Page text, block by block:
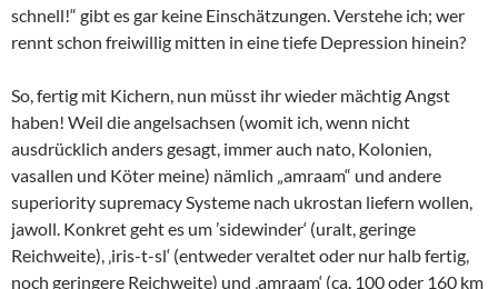
schnell!“ gibt es gar keine Einschätzungen. Verstehe ich; wer
rennt schon freiwillig mitten in eine tiefe Depression hinein?
So, fertig mit Kichern, nun müsst ihr wieder mächtig Angst
haben! Weil die angelsachsen (womit ich, wenn nicht
ausdrücklich anders gesagt, immer auch nato, Kolonien,
vasallen und Köter meine) nämlich „amraam“ und andere
superiority supremacy Systeme nach ukrostan liefern wollen,
jawoll. Konkret geht es um ’sidewinder‘ (uralt, geringe
Reichweite), ‚iris-t-sl‘ (entweder veraltet oder nur halb fertig,
noch geringere Reichweite) und ‚amraam‘ (ca. 100 oder 160 km